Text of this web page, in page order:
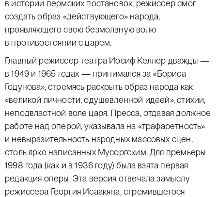
в истории пермских постановок, режиссер смог
создать образ «действующего» народа,
проявляющего свою безмолвную волю
в противостоянии с царем.
Главный режиссер театра Иосиф Келлер дважды —
в 1949 и 1965 годах — принимался за «Бориса
Годунова», стремясь раскрыть образ народа как
«великой личности, одушевленной идеей», стихии,
неподвластной воле царя. Пресса, отдавая должное
работе над оперой, указывала на «трафаретность»
и невыразительность народных массовых сцен,
столь ярко написанных Мусоргским. Для премьеры
1998 года (как и в 1936 году) была взята первая
редакция оперы. Эта версия отвечала замыслу
режиссера Георгия Исаакяна, стремившегося